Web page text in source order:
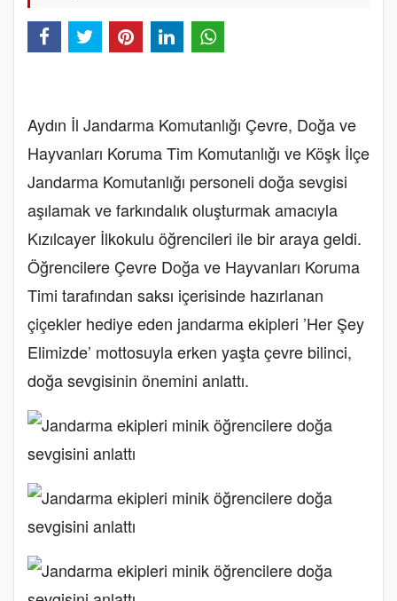
Aydın İl Jandarma Komutanlığı Çevre, Doğa ve
Hayvanları Koruma Tim Komutanlığı ve Köşk İlçe
Jandarma Komutanlığı personeli doğa sevgisi
aşılamak ve farkındalık oluşturmak amacıyla
Kızılcayer İlkokulu öğrencileri ile bir araya geldi.
Öğrencilere Çevre Doğa ve Hayvanları Koruma
Timi tarafından saksı içerisinde hazırlanan
çiçekler hediye eden jandarma ekipleri ’Her Şey
Elimizde’ mottosuyla erken yaşta çevre bilinci,
doğa sevgisinin önemini anlattı.